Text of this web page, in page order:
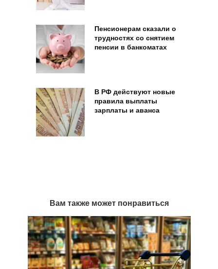
Пенсионерам сказали о
трудностях со снятием
пенсии в банкоматах
В РФ действуют новые
правила выплаты
зарплаты и аванса
Вам также может понравиться